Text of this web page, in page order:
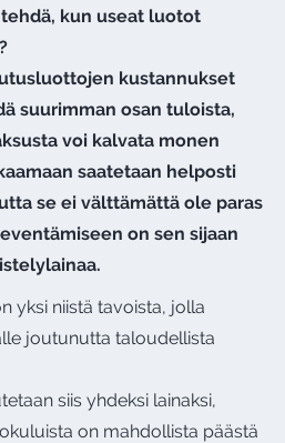
kun useat luotot
kustannukset
suurimman osan tuloista,
voi kalvata monen
saatetaan helposti
se ei välttämättä ole paras
on sen sijaan
yksi niistä tavoista, jolla
joutunutta taloudellista
siis yhdeksi lainaksi,
on mahdollista päästä